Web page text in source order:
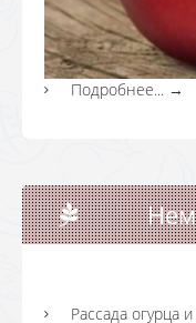
Подробнее... →
Рассада огурца